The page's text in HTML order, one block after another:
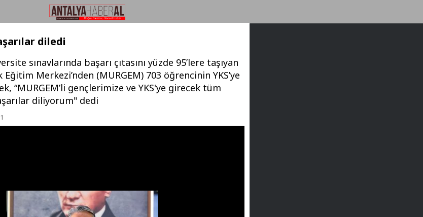
diledi
sınavlarında başarı çıtasını yüzde 95’lere taşıyan
Merkezi’nden (MURGEM) 703 öğrencinin YKS’ye
“MURGEM’li gençlerimize ve YKS'ye girecek tüm
diliyorum" dedi